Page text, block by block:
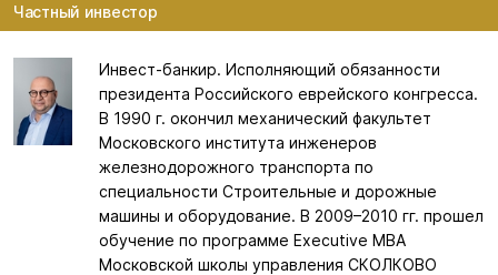
Частный инвестор
Инвест-банкир. Исполняющий обязанности
президента Российского еврейского конгресса.
В 1990 г. окончил механический факультет
Московского института инженеров
железнодорожного транспорта по
специальности Строительные и дорожные
машины и оборудование. В 2009–2010 гг. прошел
обучение по программе Executive MBA
Московской школы управления СКОЛКОВО